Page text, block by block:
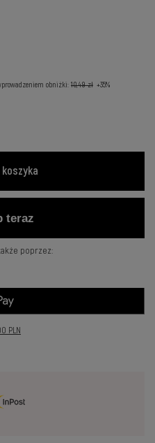
obniżki: 10,49 zł +35%
poprzez:
PLN